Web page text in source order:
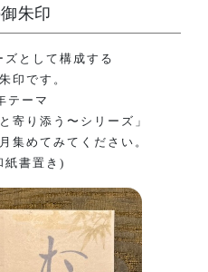
朱印
として構成する
印です。
テーマ
寄り添う〜シリーズ」
集めてみてください。
紙書置き)